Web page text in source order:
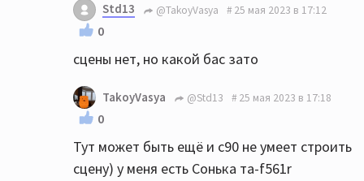
Std13 @TakoyVasya 25 мая 2023 в 17:12
0
сцены нет, но какой бас зато
TakoyVasya @Std13 25 мая 2023 в 17:18
0
Тут может быть ещё и с90 не умеет строить
сцену) у меня есть Сонька та-f561r